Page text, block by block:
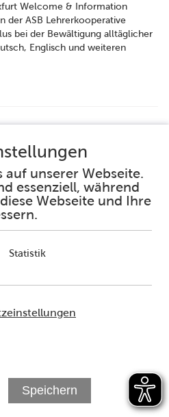
Welcome & Information
der ASB Lehrerkooperative
bei der Bewältigung alltäglicher
Englisch und weiteren
Zu praktischer Hilfe
Welcome & Information
bei der Bewältigung alltäglicher
Englisch und weiteren
Zu praktischer Hilfe